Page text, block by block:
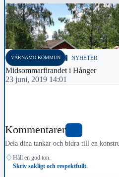
VÄRNAMO KOMMUN NYHETER
Midsommarfirandet i Hånger
23 juni, 2019 14:01
Kommentarer
Dela dina tankar och bidra till en
♢ Håll en god ton.
Skriv sakligt och respektfullt.